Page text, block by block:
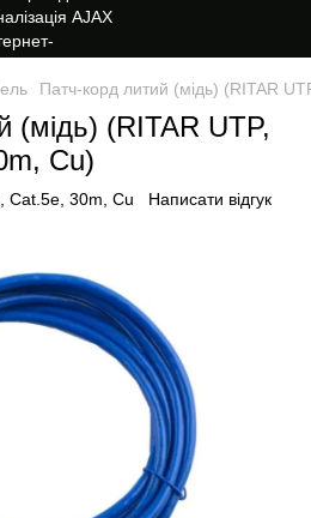
Патч-корд литий (мідь) (RITAR
(мідь) (RITAR UTP,
Cu)
Cat.5e, 30m, Cu Написати відгук